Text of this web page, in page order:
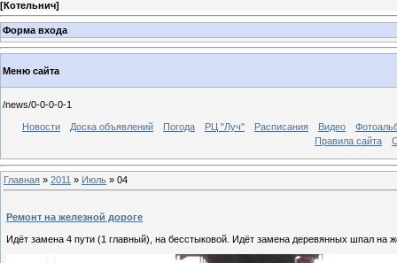
[Котельнич]
Форма входа
Меню сайта
/news/0-0-0-0-1
Новости Доска объявлений Погода РЦ "Луч" Расписания Видео
Правила сайта
Главная » 2011 » Июль » 04
Ремонт на железной дороге
Идёт замена 4 пути (1 главный), на бесстыковой. Идёт замена деревянных шпал на